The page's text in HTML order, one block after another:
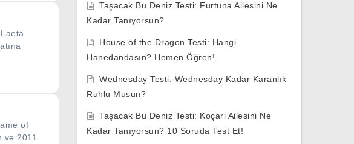
of
ve 2011
Taşacak Bu Deniz Testi: Furtuna Ailesini Ne
Kadar Tanıyorsun?
House of the Dragon Testi: Hangi
Hanedandasın? Hemen Öğren!
Wednesday Testi: Wednesday Kadar Karanlık
Ruhlu Musun?
Taşacak Bu Deniz Testi: Koçari Ailesini Ne
Kadar Tanıyorsun? 10 Soruda Test Et!